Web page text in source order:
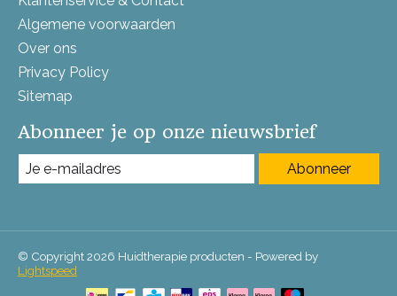
Algemene voorwaarden
Over ons
Privacy Policy
Sitemap
Abonneer je op onze nieuwsbrief
Abonneer
© Copyright 2026 Huidtherapie producten - Powered by
Lightspeed